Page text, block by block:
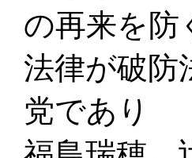
の再来を防
法律が破防
党であり